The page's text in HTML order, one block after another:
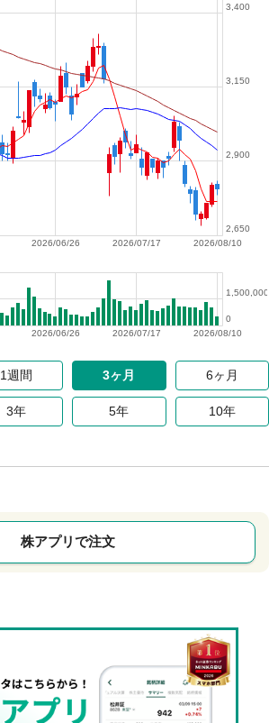
2026/08/10
2026/07/17
2026/06/26
2,650
2,900
3,150
3,400
2026/08/10
2026/07/17
2026/06/26
0
1,500,000
1週間 3ヶ月 6ヶ月
3年 5年 10年
株アプリで注文